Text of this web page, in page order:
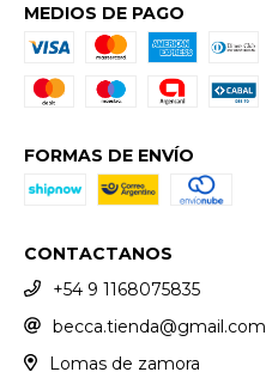
MEDIOS DE PAGO
FORMAS DE ENVÍO
CONTACTANOS
+54 9 1168075835
becca.tienda@gmail.com
Lomas de zamora